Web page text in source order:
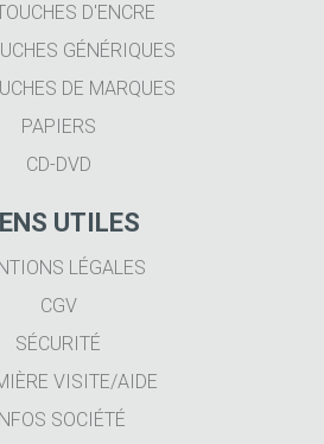
D'ENCRE
GÉNÉRIQUES
DE MARQUES
PAPIERS
CD-DVD
UTILES
LÉGALES
CGV
SÉCURITÉ
VISITE/AIDE
SOCIÉTÉ